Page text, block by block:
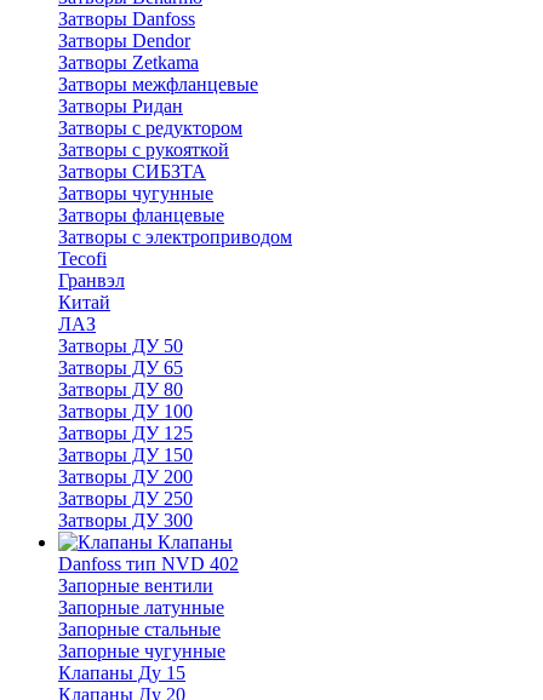
Затворы Danfoss
Затворы Dendor
Затворы Zetkama
Затворы межфланцевые
Затворы Ридан
Затворы с редуктором
Затворы с рукояткой
Затворы СИБЗТА
Затворы чугунные
Затворы фланцевые
Затворы с электроприводом
Tecofi
Гранвэл
Китай
ЛАЗ
Затворы ДУ 50
Затворы ДУ 65
Затворы ДУ 80
Затворы ДУ 100
Затворы ДУ 125
Затворы ДУ 150
Затворы ДУ 200
Затворы ДУ 250
Затворы ДУ 300
Клапаны
Danfoss тип NVD 402
Запорные вентили
Запорные латунные
Запорные стальные
Запорные чугунные
Клапаны Ду 15
Клапаны Ду 20